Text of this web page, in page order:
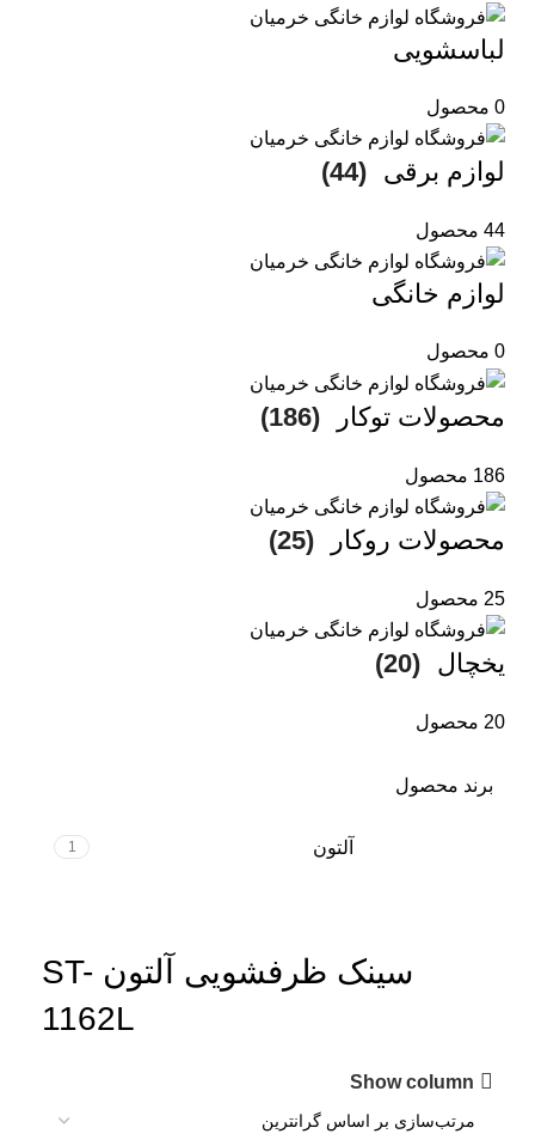
لباسشویی
0 محصول
لوازم برقی (44)
44 محصول
لوازم خانگی
0 محصول
محصولات توکار (186)
186 محصول
محصولات روکار (25)
25 محصول
یخچال (20)
20 محصول
برند محصول
آلتون 1
سینک ظرفشویی آلتون ST-
1162L
Show column